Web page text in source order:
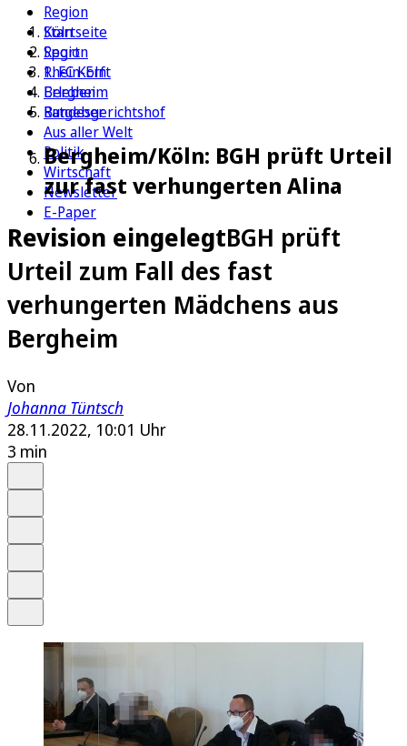
Region
Köln
Sport
1. FC Köln
Erleben
Ratgeber
Aus aller Welt
Politik
Wirtschaft
Newsletter
E-Paper
Startseite
Region
Rhein-Erft
Bergheim
Bundesgerichtshof
Bergheim/Köln: BGH prüft Urteil
zur fast verhungerten Alina
Revision eingelegtBGH prüft
Urteil zum Fall des fast
verhungerten Mädchens aus
Bergheim
Von
Johanna Tüntsch
28.11.2022, 10:01 Uhr
3 min